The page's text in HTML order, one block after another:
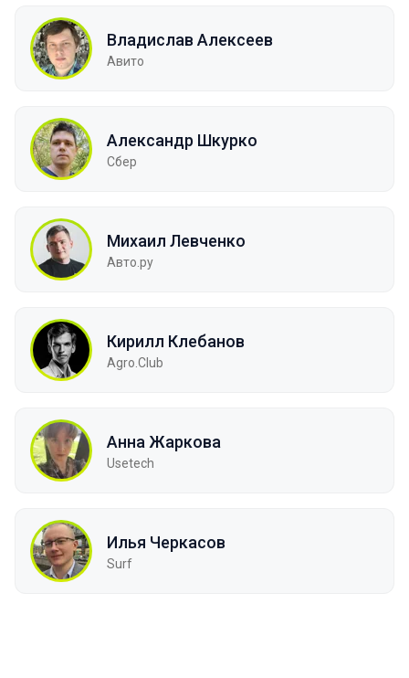
Владислав Алексеев
Авито
Александр Шкурко
Сбер
Михаил Левченко
Авто.ру
Кирилл Клебанов
Agro.Сlub
Анна Жаркова
Usetech
Илья Черкасов
Surf